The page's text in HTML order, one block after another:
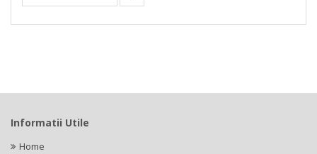
Informatii Utile
Home